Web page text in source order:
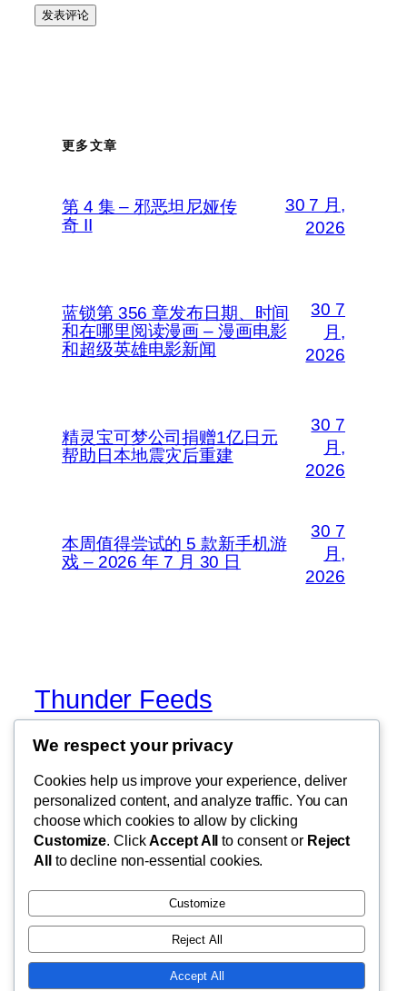
更多文章
第 4 集 – 邪恶坦尼娅传
奇 II
30 7 月,
2026
蓝锁第 356 章发布日期、时间
和在哪里阅读漫画 – 漫画电影
和超级英雄电影新闻
30 7
月,
2026
精灵宝可梦公司捐赠1亿日元
帮助日本地震灾后重建
30 7
月,
2026
本周值得尝试的 5 款新手机游
戏 – 2026 年 7 月 30 日
30 7
月,
2026
Thunder Feeds
你最喜欢的电子游戏和攻略杂志
博客
关于
事件
商店
主题
We respect your privacy
Cookies help us improve your experience, deliver
personalized content, and analyze traffic. You can
choose which cookies to allow by clicking
Customize. ClickAccept All to consent or Reject
All
to decline non-essential cookies.
Customize
Reject All
Accept All